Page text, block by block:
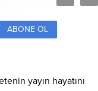
ABONE OL
yayın hayatını